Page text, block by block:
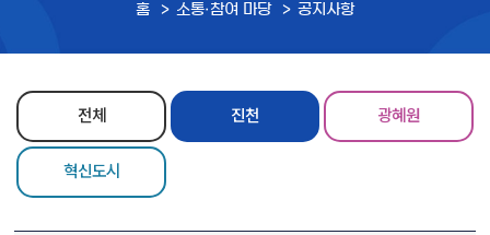
홈 소통·참여 마당 공지사항
전체 진천 광혜원
혁신도시